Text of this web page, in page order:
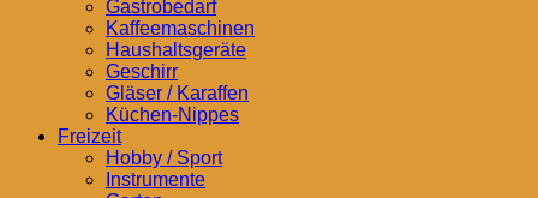
Gastrobedarf
Kaffeemaschinen
Haushaltsgeräte
Geschirr
Gläser / Karaffen
Küchen-Nippes
Freizeit
Hobby / Sport
Instrumente